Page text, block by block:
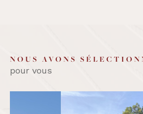
NOUS AVONS
pour vous